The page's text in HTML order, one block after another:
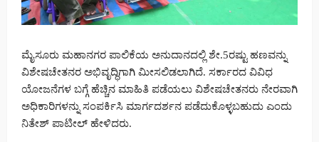
ಮೈಸೂರು ಮಹಾನಗರ ಪಾಲಿಕೆಯ ಅನುದಾನದಲ್ಲಿ ಶೇ.5ರಷ್ಟು ಹಣವನ್ನು
ವಿಶೇಷಚೇತನರ ಅಭಿವೃದ್ಧಿಗಾಗಿ ಮೀಸಲಿಡಲಾಗಿದೆ. ಸರ್ಕಾರದ ವಿವಿಧ
ಯೋಜನೆಗಳ ಬಗ್ಗೆ ಹೆಚ್ಚಿನ ಮಾಹಿತಿ ಪಡೆಯಲು ವಿಶೇಷಚೇತನರು ನೇರವಾಗಿ
ಅಧಿಕಾರಿಗಳನ್ನು ಸಂಪರ್ಕಿಸಿ ಮಾರ್ಗದರ್ಶನ ಪಡೆದುಕೊಳ್ಳಬಹುದು ಎಂದು
ನಿತೇಶ್ ಪಾಟೀಲ್ ಹೇಳಿದರು.